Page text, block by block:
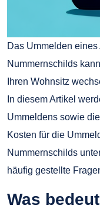
Das Ummelden
Nummernschilds
Ihren Wohnsitz
In diesem Artikel
Ummeldens sowie
Kosten für die
Nummernschilds
häufig gestellte
Was